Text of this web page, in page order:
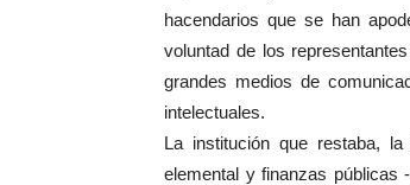
hacendarios que se han
voluntad de los
grandes medios de
intelectuales.
La institución que restaba,
elemental y finanzas públicas